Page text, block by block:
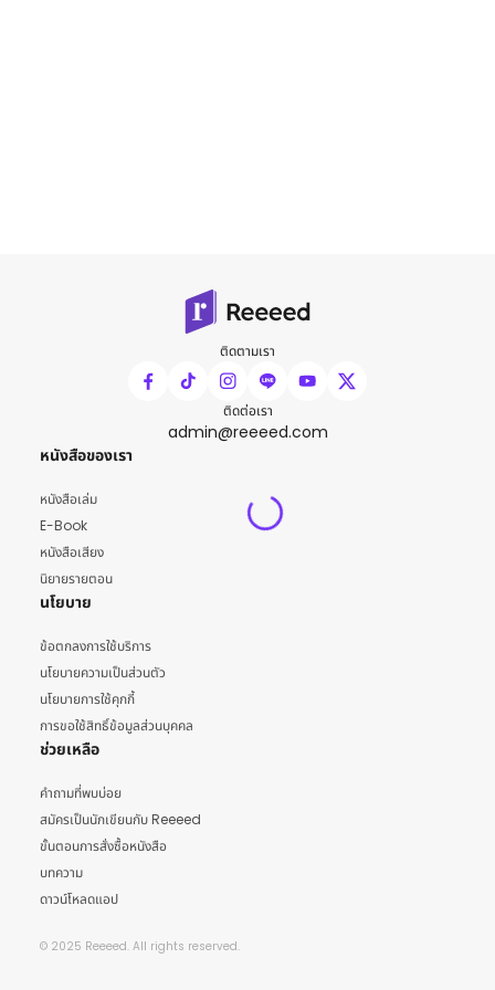
ติดตามเรา
ติดต่อเรา
admin@reeeed.com
หนังสือของเรา
หนังสือเล่ม
E-Book
หนังสือเสียง
นิยายรายตอน
นโยบาย
ข้อตกลงการใช้บริการ
นโยบายความเป็นส่วนตัว
นโยบายการใช้คุกกี้
การขอใช้สิทธิ์ข้อมูลส่วนบุคคล
ช่วยเหลือ
คำถามที่พบบ่อย
สมัครเป็นนักเขียนกับ Reeeed
ขั้นตอนการสั่งซื้อหนังสือ
บทความ
ดาวน์โหลดแอป
© 2025 Reeeed. All rights reserved.